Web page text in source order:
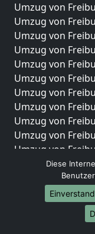
Umzug von
Umzug von
Umzug von
Umzug von
Umzug von
Umzug von
Umzug von
Umzug von
Umzug von
Umzug von
Umzug von
Umzug von
Umzug von
Diese